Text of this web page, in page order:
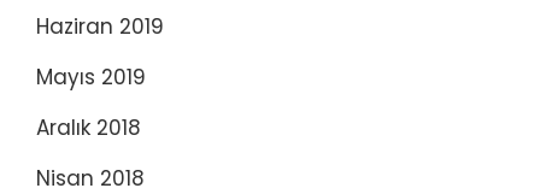
Haziran 2019
Mayıs 2019
Aralık 2018
Nisan 2018